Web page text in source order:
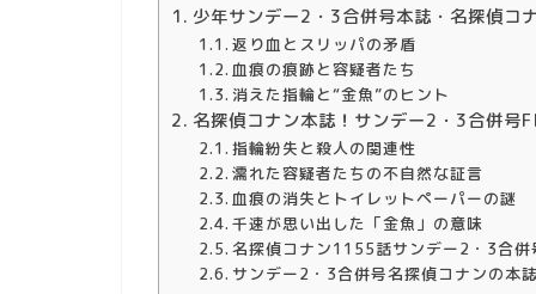
少年サンデー2・3合併号本誌・名探偵
返り血とスリッパの矛盾
血痕の痕跡と容疑者たち
消えた指輪と“金魚”のヒント
名探偵コナン本誌！サンデー2・3合併
指輪紛失と殺人の関連性
濡れた容疑者たちの不自然な証言
血痕の消失とトイレットペーパーの謎
千速が思い出した「金魚」の意味
名探偵コナン1155話サンデー2・3合併
サンデー2・3合併号名探偵コナンの本